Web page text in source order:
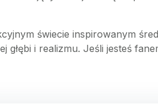
świecie inspirowanym
i realizmu. Jeśli jesteś